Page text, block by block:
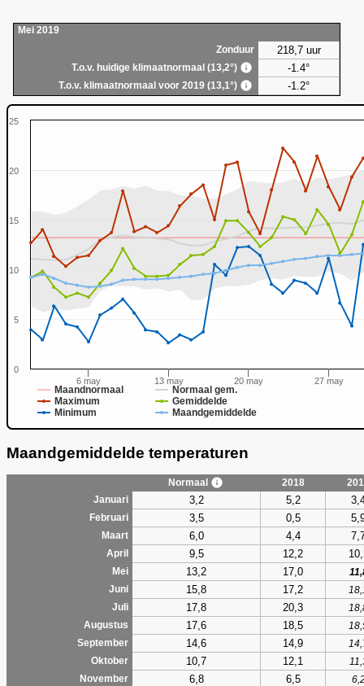
Mei 2019
Zonduur
218,7 uur
T.o.v. huidige klimaatnormaal (13,2°) -1.4°
T.o.v. klimaatnormaal voor 2019 (13,1°) -1.2°
Maandnormaal
Normaal gem.
Maximum
Gemiddelde
Minimum
Maandgemiddelde
6 may 13 may 20 may 27 may
0
5
10
15
20
25
Maandgemiddelde temperaturen
Normaal 2018
Januari
3,2 5,2
Februari 3,5 0,5
Maart 6,0 4,4
April 9,5 12,2
Mei 13,2 17,0
Juni
15,8 17,2
Juli
17,8 20,3
Augustus
17,6 18,5
September
14,6 14,9
Oktober
10,7 12,1
November
6,8 6,5